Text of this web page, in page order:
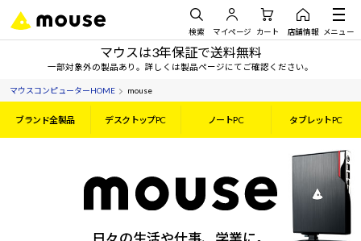
検索 マイページ カート 店舗情報 メニュー
マウスは3年保証で送料無料
一部対象外の製品あり。詳しくは製品ページにてご確認ください。
マウスコンピューターHOME mouse
ブランド全製品 デスクトップPC ノートPC タブレットPC